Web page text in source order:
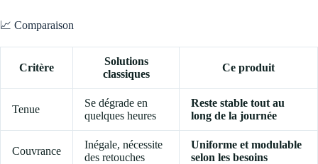
📈 Comparaison
Critère
Solutions
classiques
Ce produit
Tenue
Se dégrade en
quelques heures
Reste stable tout au
long de la journée
Couvrance
Inégale, nécessite
des retouches
Uniforme et modulable
selon les besoins